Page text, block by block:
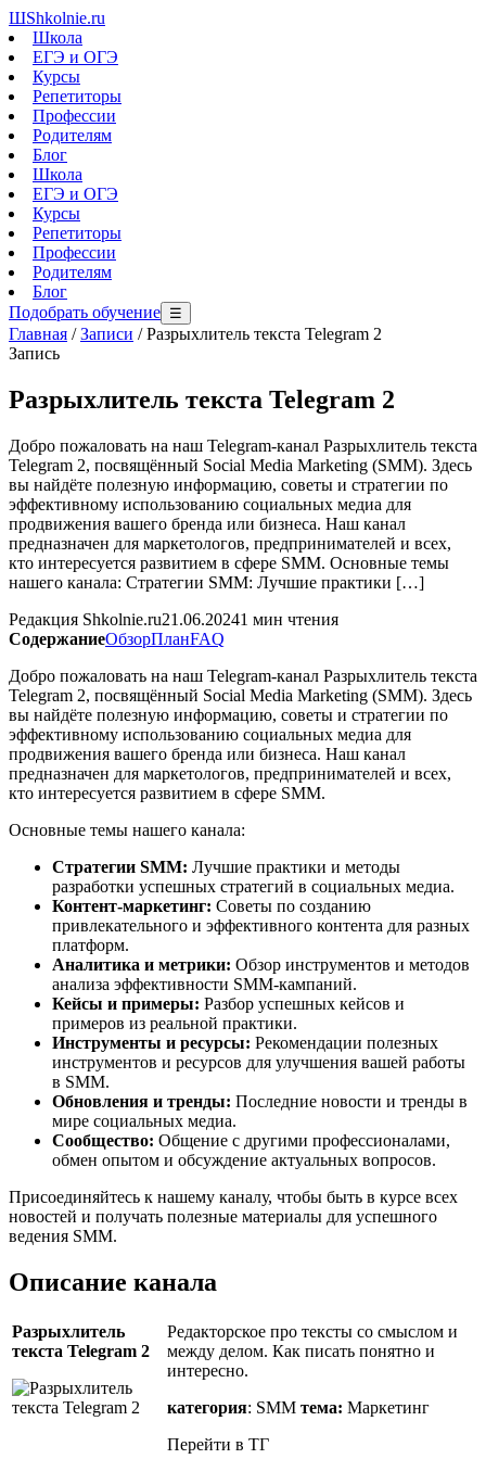
ШShkolnie.ru
Школа
ЕГЭ и ОГЭ
Курсы
Репетиторы
Профессии
Родителям
Блог
Школа
ЕГЭ и ОГЭ
Курсы
Репетиторы
Профессии
Родителям
Блог
Подобрать обучение ☰
Главная /Записи /Разрыхлитель текста Telegram 2
Запись
Разрыхлитель текста Telegram 2
Добро пожаловать на наш Telegram-канал Разрыхлитель текста
Telegram 2, посвящённый Social Media Marketing (SMM). Здесь
вы найдёте полезную информацию, советы и стратегии по
эффективному использованию социальных медиа для
продвижения вашего бренда или бизнеса. Наш канал
предназначен для маркетологов, предпринимателей и всех,
кто интересуется развитием в сфере SMM. Основные темы
нашего канала: Стратегии SMM: Лучшие практики […]
Редакция Shkolnie.ru21.06.20241 мин чтения
СодержаниеОбзорПланFAQ
Добро пожаловать на наш Telegram-канал Разрыхлитель текста
Telegram 2, посвящённый Social Media Marketing (SMM). Здесь
вы найдёте полезную информацию, советы и стратегии по
эффективному использованию социальных медиа для
продвижения вашего бренда или бизнеса. Наш канал
предназначен для маркетологов, предпринимателей и всех,
кто интересуется развитием в сфере SMM.
Основные темы нашего канала:
Стратегии SMM: Лучшие практики и методы
разработки успешных стратегий в социальных медиа.
Контент-маркетинг: Советы по созданию
привлекательного и эффективного контента для разных
платформ.
Аналитика и метрики: Обзор инструментов и методов
анализа эффективности SMM-кампаний.
Кейсы и примеры: Разбор успешных кейсов и
примеров из реальной практики.
Инструменты и ресурсы: Рекомендации полезных
инструментов и ресурсов для улучшения вашей работы
в SMM.
Обновления и тренды: Последние новости и тренды в
мире социальных медиа.
Сообщество: Общение с другими профессионалами,
обмен опытом и обсуждение актуальных вопросов.
Присоединяйтесь к нашему каналу, чтобы быть в курсе всех
новостей и получать полезные материалы для успешного
ведения SMM.
Описание канала
Разрыхлитель
текста Telegram 2
Редакторское про тексты со смыслом и
между делом. Как писать понятно и
интересно.
категория: SMM тема: Маркетинг
Перейти в ТГ